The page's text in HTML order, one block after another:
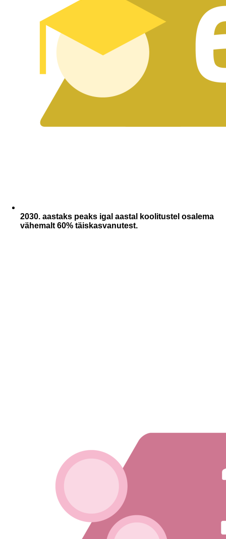
2030. aastaks peaks igal aastal koolitustel osalema
vähemalt 60% täiskasvanutest.